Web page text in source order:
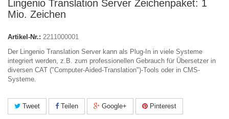
Lingenio Translation Server Zeichenpaket: 1
Mio. Zeichen
Artikel-Nr.: 2211000001
Der Lingenio Translation Server kann als Plug-In in viele Systeme
integriert werden, z.B. zum professionellen Gebrauch für Übersetzer in
diversen CAT ("Computer-Aided-Translation")-Tools oder in CMS-
Systeme.
Tweet Teilen Google+ Pinterest